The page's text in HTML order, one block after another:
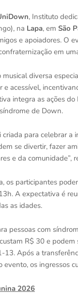
, Instituto
na Lapa, em São
e apoiadores. O
em
musical diversa
e acessível,
integra as ações
de Down.
para celebrar a
se divertir, fazer
e da
os participantes
A expectativa é
as idades.
pessoas com
R$ 30 e
13. Após a
os ingressos
2026